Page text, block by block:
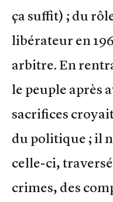
ça suffit) ; du
libérateur en
arbitre. En
le peuple après
sacrifices
du politique ; il
celle-ci,
crimes, des